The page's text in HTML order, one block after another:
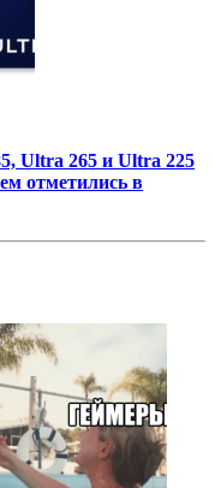
Ultra 265 и Ultra 225
отметились в